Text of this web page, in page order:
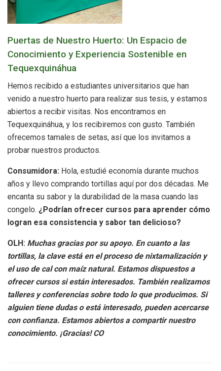
Puertas de Nuestro Huerto: Un Espacio de
Conocimiento y Experiencia Sostenible en
Tequexquináhua
Hemos recibido a estudiantes universitarios que han
venido a nuestro huerto para realizar sus tesis, y estamos
abiertos a recibir visitas. Nos encontramos en
Tequexquináhua, y los recibiremos con gusto. También
ofrecemos tamales de setas, así que los invitamos a
probar nuestros productos.
Consumidora: Hola, estudié economía durante muchos
años y llevo comprando tortillas aquí por dos décadas. Me
encanta su sabor y la durabilidad de la masa cuando las
congelo. ¿Podrían ofrecer cursos para aprender cómo
logran esa consistencia y sabor tan delicioso?
OLH: Muchas gracias por su apoyo. En cuanto a las
tortillas, la clave está en el proceso de nixtamalización y
el uso de cal con maíz natural. Estamos dispuestos a
ofrecer cursos si están interesados. También realizamos
talleres y conferencias sobre todo lo que producimos. Si
alguien tiene dudas o está interesado, pueden acercarse
con confianza. Estamos abiertos a compartir nuestro
conocimiento. ¡Gracias! CO